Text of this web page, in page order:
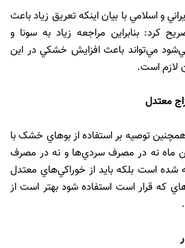
و اسلامي با بيان اينکه تعريق زياد باعث
کرد: بنابراين مراجعه زياد به سونا و
مي‌تواند باعث افزايش خشکي در اين
لازم است.
معتدل
توصيه بر استفاده از بوهاي خشک با
ماه نه در مصرف سردي‌ها و نه در مصرف
است بلکه بايد از خوراکي‌هاي معتدل
که قرار است استفاده شود بهتر است از